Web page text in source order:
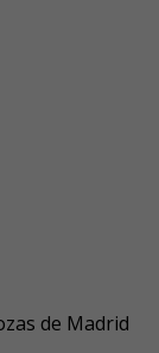
de Madrid